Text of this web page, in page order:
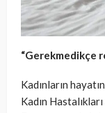
“Gerekmedikçe
Kadınların
Kadın